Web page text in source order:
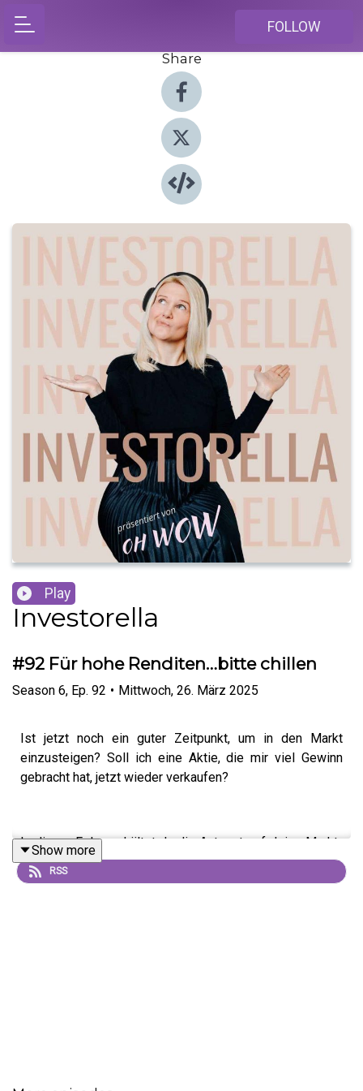
FOLLOW
Share
Play
Investorella
#92 Für hohe Renditen…bitte chillen
Season 6, Ep. 92 • Mittwoch, 26. März 2025
Ist jetzt noch ein guter Zeitpunkt, um in den Markt
einzusteigen? Soll ich eine Aktie, die mir viel Gewinn
gebracht hat, jetzt wieder verkaufen?
In dieser Folge erhältst du die Antwort auf deine Markt-
Timing-Fragen, sodass du dir danach keine Sorgen mehr
machen musst, den falschen Zeitpunkt zu erwischen.
Show more
RSS